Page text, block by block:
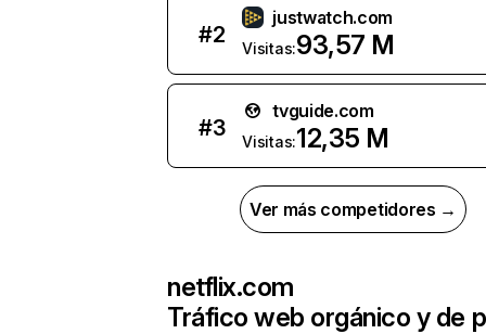
#2
justwatch.com
Visitas:93,57 M
#3
tvguide.com
Visitas:12,35 M
Ver más competidores →
netflix.com
Tráfico web orgánico y de